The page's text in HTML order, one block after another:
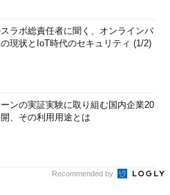
ラボ総責任者に聞く、オンラインバ
現状とIoT時代のセキュリティ (1/2)
ンの実証実験に取り組む国内企業20
、その利用用途とは
Recommended by